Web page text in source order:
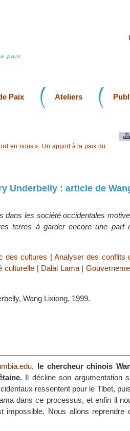
paix
Paix Ateliers
en nous ». Un apport à la paix du
Underbelly : article de
dans les société occidentales
terres à garder encore une part
des cultures | Analyser des conflits
culturelle | Dalai Lama|
Wang Lixiong, 1999.
, le chercheur chinois
Il décline son argumentation
ressentent pour le Tibet,
dans ce processus, et enfin il
impossible. Nous allons reprendre